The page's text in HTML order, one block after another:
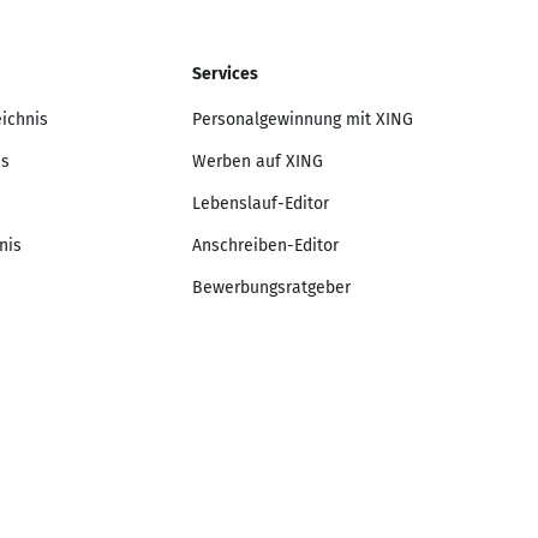
Services
Personalgewinnung mit XING
Werben auf XING
Lebenslauf-Editor
Anschreiben-Editor
Bewerbungsratgeber